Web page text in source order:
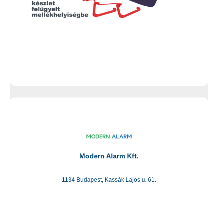
Modern Alarm Kft.
1134 Budapest, Kassák Lajos u. 61.